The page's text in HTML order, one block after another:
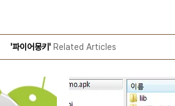
'파이어몽키'Related Articles